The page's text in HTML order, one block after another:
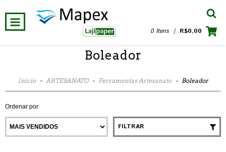
0 Itens | R$0,00
Boleador
Início - ARTESANATO - Ferramentas Artesanato - Boleador
Ordenar por
FILTRAR